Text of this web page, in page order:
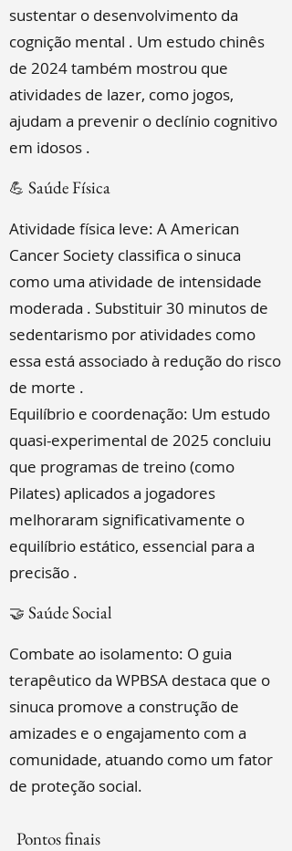
sustentar o desenvolvimento da
cognição mental . Um estudo chinês
de 2024 também mostrou que
atividades de lazer, como jogos,
ajudam a prevenir o declínio cognitivo
em idosos .
💪 Saúde Física
Atividade física leve: A American
Cancer Society classifica o sinuca
como uma atividade de intensidade
moderada . Substituir 30 minutos de
sedentarismo por atividades como
essa está associado à redução do risco
de morte .
Equilíbrio e coordenação: Um estudo
quasi-experimental de 2025 concluiu
que programas de treino (como
Pilates) aplicados a jogadores
melhoraram significativamente o
equilíbrio estático, essencial para a
precisão .
🤝 Saúde Social
Combate ao isolamento: O guia
terapêutico da WPBSA destaca que o
sinuca promove a construção de
amizades e o engajamento com a
comunidade, atuando como um fator
de proteção social.
Pontos finais